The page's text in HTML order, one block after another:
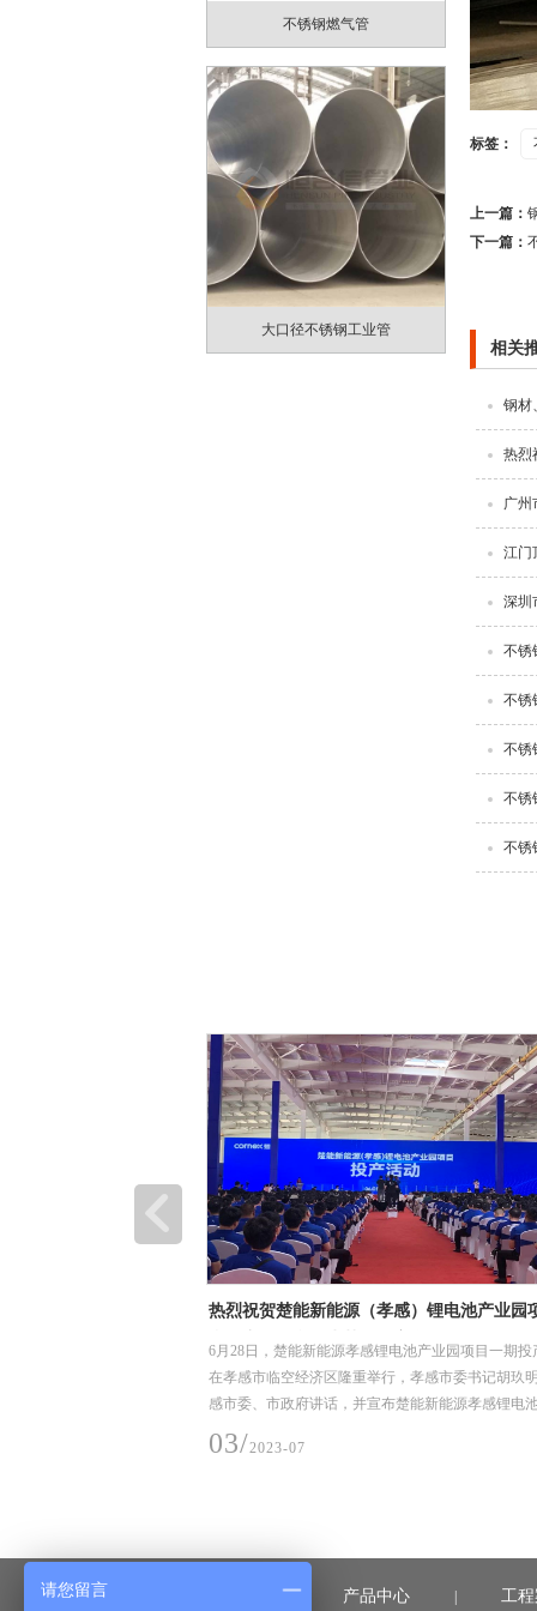
不锈钢燃气管
大口径不锈钢工业管
标签：
上一篇：
下一篇：
相关
钢材
热烈
广州
江门
深圳
不锈
不锈
不锈
不锈
不锈
热烈祝贺楚能新能源（孝感）锂电池产业园
道系统产品
6月28日，楚能新能源孝感锂电池产业园项目一期投
在孝感市临空经济区隆重举行，孝感市委书记胡玖
感市委、市政府讲话，并宣布楚能新能源孝感锂电
03/2023-07
| 产品中心 | 工
请您留言